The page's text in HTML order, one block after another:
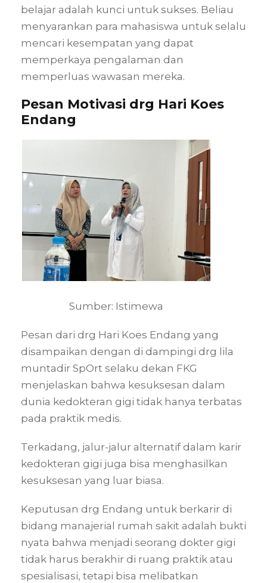
belajar adalah kunci untuk sukses. Beliau
menyarankan para mahasiswa untuk selalu
mencari kesempatan yang dapat
memperkaya pengalaman dan
memperluas wawasan mereka.
Pesan Motivasi drg Hari Koes
Endang
Sumber: Istimewa
Pesan dari drg Hari Koes Endang yang
disampaikan dengan di dampingi drg lila
muntadir SpOrt selaku dekan FKG
menjelaskan bahwa kesuksesan dalam
dunia kedokteran gigi tidak hanya terbatas
pada praktik medis.
Terkadang, jalur-jalur alternatif dalam karir
kedokteran gigi juga bisa menghasilkan
kesuksesan yang luar biasa.
Keputusan drg Endang untuk berkarir di
bidang manajerial rumah sakit adalah bukti
nyata bahwa menjadi seorang dokter gigi
tidak harus berakhir di ruang praktik atau
spesialisasi, tetapi bisa melibatkan